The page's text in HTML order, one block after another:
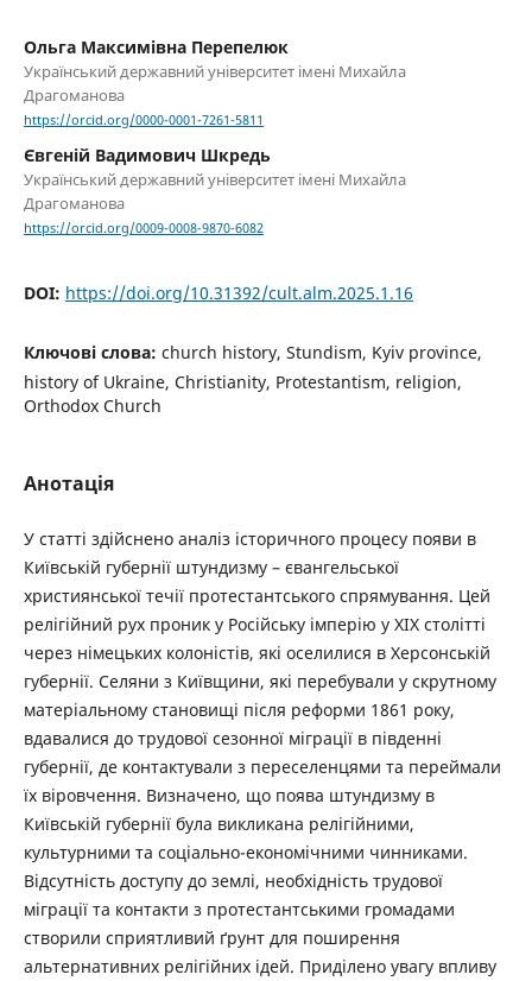
Ольга Максимівна Перепелюк
Український державний університет імені Михайла
Драгоманова
https://orcid.org/0000-0001-7261-5811
Євгеній Вадимович Шкредь
Український державний університет імені Михайла
Драгоманова
https://orcid.org/0009-0008-9870-6082
DOI: https://doi.org/10.31392/cult.alm.2025.1.16
Ключові слова: church history, Stundism, Kyiv province,
history of Ukraine, Christianity, Protestantism, religion,
Orthodox Church
Анотація
У статті здійснено аналіз історичного процесу появи в
Київській губернії штундизму – євангельської
християнської течії протестантського спрямування. Цей
релігійний рух проник у Російську імперію у ХІХ столітті
через німецьких колоністів, які оселилися в Херсонській
губернії. Селяни з Київщини, які перебували у скрутному
матеріальному становищі після реформи 1861 року,
вдавалися до трудової сезонної міграції в південні
губернії, де контактували з переселенцями та переймали
їх віровчення. Визначено, що поява штундизму в
Київській губернії була викликана релігійними,
культурними та соціально-економічними чинниками.
Відсутність доступу до землі, необхідність трудової
міграції та контакти з протестантськими громадами
створили сприятливий ґрунт для поширення
альтернативних релігійних ідей. Приділено увагу впливу